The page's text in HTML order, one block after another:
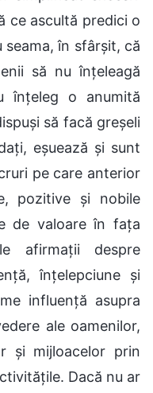
ce ascultă predici o
seama, în sfârșit, că
să nu înțeleagă
înțeleg o anumită
să facă greșeli
eșuează și sunt
pe care anterior
pozitive și nobile
de valoare în fața
afirmații despre
înțelepciune și
influență asupra
ale oamenilor,
și mijloacelor prin
Dacă nu ar